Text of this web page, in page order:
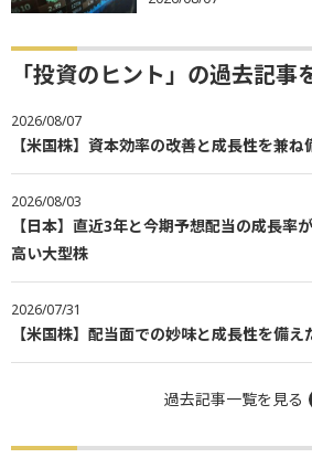
「投資のヒント」の過去記事
2026/08/07
【米国株】資本効率の改善と成長性を兼ね
2026/08/03
【日本】直近3年と今期予想配当の成長率
高い大型株
2026/07/31
【米国株】配当面での妙味と成長性を備え
過去記事一覧を見る